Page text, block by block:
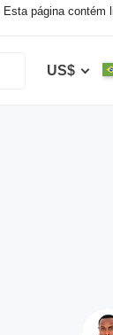
página contém
US$